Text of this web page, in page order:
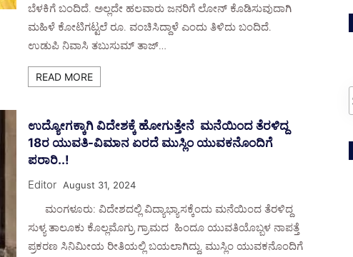
ಬೆಳಕಿಗೆ ಬಂದಿದೆ. ಅಲ್ಲದೇ ಹಲವಾರು ಜನರಿಗೆ ಲೋನ್ ಕೊಡಿಸುವುದಾಗಿ
ಮಹಿಳೆ ಕೋಟಿಗಟ್ಟಲೆ ರೂ. ವಂಚಿಸಿದ್ದಾಳೆ ಎಂದು ತಿಳಿದು ಬಂದಿದೆ.
ಉಡುಪಿ ನಿವಾಸಿ ತಬುಸುಮ್ ತಾಜ್…
READ MORE
ಉದ್ಯೋಗಕ್ಕಾಗಿ ವಿದೇಶಕ್ಕೆ ಹೋಗುತ್ತೇನೆ ಮನೆಯಿಂದ ತೆರಳಿದ್ದ
18ರ ಯುವತಿ-ವಿಮಾನ ಏರದೆ ಮುಸ್ಲಿಂ ಯುವಕನೊಂದಿಗೆ
ಪರಾರಿ..!
Editor August 31, 2024
ಮಂಗಳೂರು: ವಿದೇಶದಲ್ಲಿ ವಿದ್ಯಾಭ್ಯಾಸಕ್ಕೆಂದು ಮನೆಯಿಂದ ತೆರಳಿದ್ದ
ಸುಳ್ಯ ತಾಲೂಕು ಕೊಲ್ಲಮೊಗ್ರು ಗ್ರಾಮದ ಹಿಂದೂ ಯುವತಿಯೊಬ್ಬಳ ನಾಪತ್ತೆ
ಪ್ರಕರಣ ಸಿನಿಮೀಯ ರೀತಿಯಲ್ಲಿ ಬಯಲಾಗಿದ್ದು, ಮುಸ್ಲಿಂ ಯುವಕನೊಂದಿಗೆ